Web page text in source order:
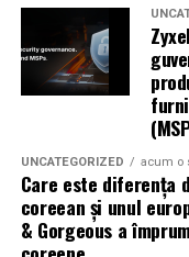
UNCATEGORIZED acum o
Care este diferența
coreean și unul
& Gorgeous a